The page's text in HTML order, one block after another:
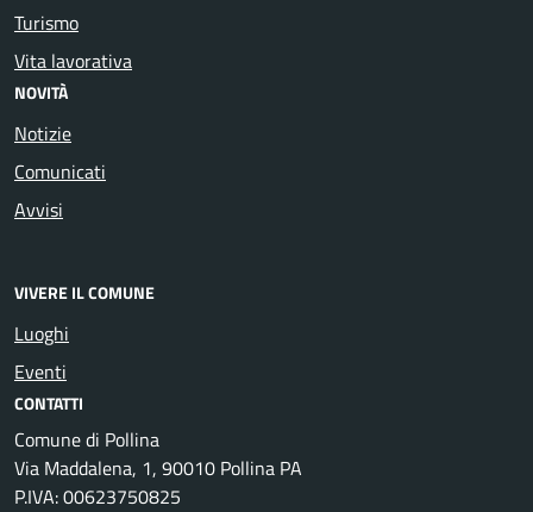
Turismo
Vita lavorativa
NOVITÀ
Notizie
Comunicati
Avvisi
VIVERE IL COMUNE
Luoghi
Eventi
CONTATTI
Comune di Pollina
Via Maddalena, 1, 90010 Pollina PA
P.IVA: 00623750825